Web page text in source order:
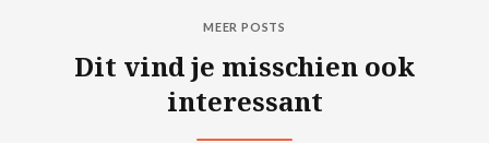
MEER POSTS
Dit vind je misschien ook
interessant